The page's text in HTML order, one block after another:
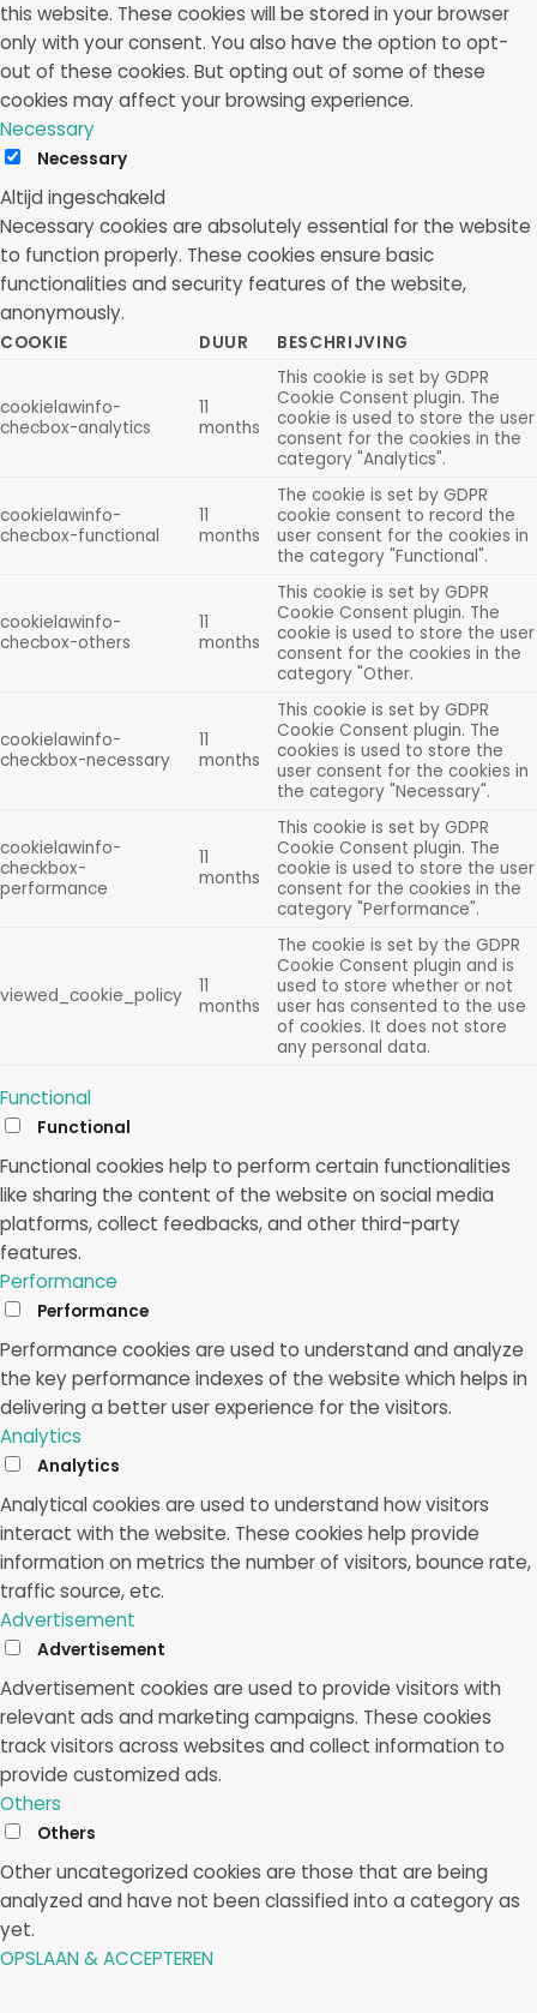
this website. These cookies will be stored in your browser
only with your consent. You also have the option to opt-
out of these cookies. But opting out of some of these
cookies may affect your browsing experience.
Necessary
Necessary
Altijd ingeschakeld
Necessary cookies are absolutely essential for the website
to function properly. These cookies ensure basic
functionalities and security features of the website,
anonymously.
COOKIE DUUR BESCHRIJVING
cookielawinfo-
checbox-analytics
11
months
This cookie is set by GDPR
Cookie Consent plugin. The
cookie is used to store the user
consent for the cookies in the
category "Analytics".
cookielawinfo-
checbox-functional
11
months
The cookie is set by GDPR
cookie consent to record the
user consent for the cookies in
the category "Functional".
cookielawinfo-
checbox-others
11
months
This cookie is set by GDPR
Cookie Consent plugin. The
cookie is used to store the user
consent for the cookies in the
category "Other.
cookielawinfo-
checkbox-necessary
11
months
This cookie is set by GDPR
Cookie Consent plugin. The
cookies is used to store the
user consent for the cookies in
the category "Necessary".
cookielawinfo-
checkbox-
performance
11
months
This cookie is set by GDPR
Cookie Consent plugin. The
cookie is used to store the user
consent for the cookies in the
category "Performance".
viewed_cookie_policy
11
months
The cookie is set by the GDPR
Cookie Consent plugin and is
used to store whether or not
user has consented to the use
of cookies. It does not store
any personal data.
Functional
Functional
Functional cookies help to perform certain functionalities
like sharing the content of the website on social media
platforms, collect feedbacks, and other third-party
features.
Performance
Performance
Performance cookies are used to understand and analyze
the key performance indexes of the website which helps in
delivering a better user experience for the visitors.
Analytics
Analytics
Analytical cookies are used to understand how visitors
interact with the website. These cookies help provide
information on metrics the number of visitors, bounce rate,
traffic source, etc.
Advertisement
Advertisement
Advertisement cookies are used to provide visitors with
relevant ads and marketing campaigns. These cookies
track visitors across websites and collect information to
provide customized ads.
Others
Others
Other uncategorized cookies are those that are being
analyzed and have not been classified into a category as
yet.
OPSLAAN & ACCEPTEREN